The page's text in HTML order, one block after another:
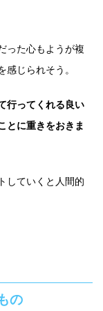
った心もようが複
じられそう。
行ってくれる良い
とに重きをおきま
していくと人間的
の